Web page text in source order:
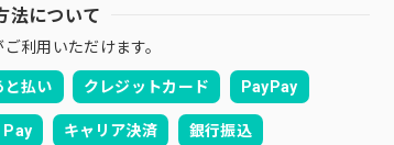
法について
利用いただけます。
と払い クレジットカード PayPay
Pay キャリア決済 銀行振込